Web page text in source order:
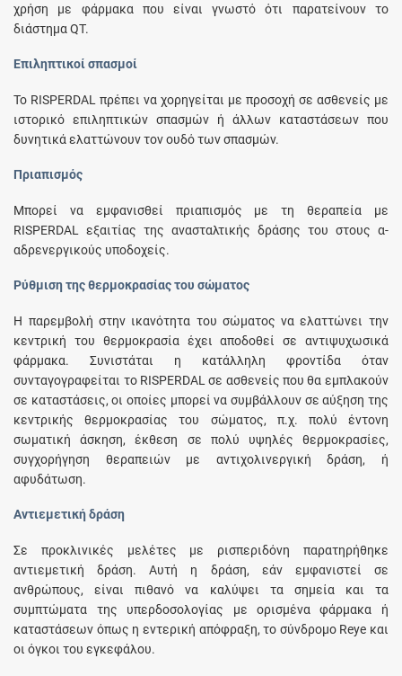
χρήση με φάρμακα που είναι γνωστό ότι παρατείνουν το
διάστημα QT.
Επιληπτικοί σπασμοί
Το RISPERDAL πρέπει να χορηγείται με προσοχή σε ασθενείς με
ιστορικό επιληπτικών σπασμών ή άλλων καταστάσεων που
δυνητικά ελαττώνουν τον ουδό των σπασμών.
Πριαπισμός
Μπορεί να εμφανισθεί πριαπισμός με τη θεραπεία με
RISPERDAL εξαιτίας της ανασταλτικής δράσης του στους α-
αδρενεργικούς υποδοχείς.
Ρύθμιση της θερμοκρασίας του σώματος
Η παρεμβολή στην ικανότητα του σώματος να ελαττώνει την
κεντρική του θερμοκρασία έχει αποδοθεί σε αντιψυχωσικά
φάρμακα. Συνιστάται η κατάλληλη φροντίδα όταν
συνταγογραφείται το RISPERDAL σε ασθενείς που θα εμπλακούν
σε καταστάσεις, οι οποίες μπορεί να συμβάλλουν σε αύξηση της
κεντρικής θερμοκρασίας του σώματος, π.χ. πολύ έντονη
σωματική άσκηση, έκθεση σε πολύ υψηλές θερμοκρασίες,
συγχορήγηση θεραπειών με αντιχολινεργική δράση, ή
αφυδάτωση.
Αντιεμετική δράση
Σε προκλινικές μελέτες με ρισπεριδόνη παρατηρήθηκε
αντιεμετική δράση. Αυτή η δράση, εάν εμφανιστεί σε
ανθρώπους, είναι πιθανό να καλύψει τα σημεία και τα
συμπτώματα της υπερδοσολογίας με ορισμένα φάρμακα ή
καταστάσεων όπως η εντερική απόφραξη, το σύνδρομο Reye και
οι όγκοι του εγκεφάλου.